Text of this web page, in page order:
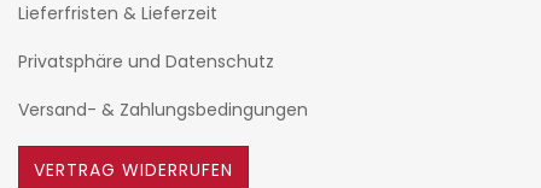
Lieferfristen & Lieferzeit
Privatsphäre und Datenschutz
Versand- & Zahlungsbedingungen
VERTRAG WIDERRUFEN